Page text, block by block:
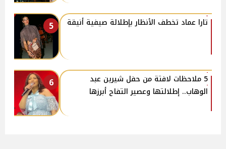
5 تارا عماد تخطف الأنظار بإطلالة صيفية أنيقة
6
5 ملاحظات لافتة من حفل شيرين عبد
الوهاب.. إطلالتها وعصير التفاح أبرزها